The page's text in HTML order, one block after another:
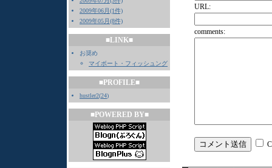
2009年06月(1件)
2009年05月(8件)
■LINK■
お奨め
マイボート・フィッシュング
■PROFILE■
hustler2(24)
■POWERED BY■
URL:
comments: